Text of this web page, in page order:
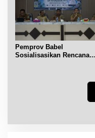
Pemprov Babel
Sosialisasikan Rencana